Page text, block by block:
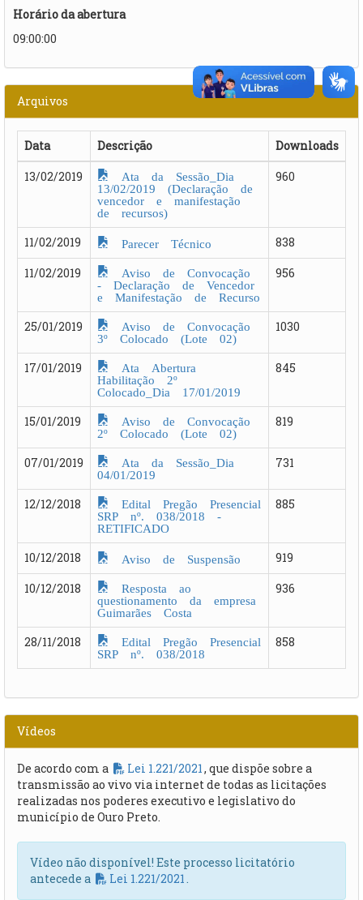
Horário da abertura
09:00:00
Arquivos
Data Descrição
Downloads
13/02/2019
Ata da Sessão_Dia
13/02/2019 (Declaração de
vencedor e manifestação
de recursos)
960
11/02/2019 Parecer Técnico
838
11/02/2019
Aviso de Convocação
- Declaração de Vencedor
e Manifestação de Recurso
956
25/01/2019
Aviso de Convocação
3º Colocado (Lote 02)
1030
17/01/2019
Ata Abertura
Habilitação 2º
Colocado_Dia 17/01/2019
845
15/01/2019
Aviso de Convocação
2º Colocado (Lote 02)
819
07/01/2019
Ata da Sessão_Dia
04/01/2019
731
12/12/2018
Edital Pregão Presencial
SRP nº. 038/2018 -
RETIFICADO
885
10/12/2018 Aviso de Suspensão
919
10/12/2018
Resposta ao
questionamento da empresa
Guimarães Costa
936
28/11/2018
Edital Pregão Presencial
SRP nº. 038/2018
858
Vídeos
De acordo com a Lei 1.221/2021 , que dispõe sobre a
transmissão ao vivo via internet de todas as licitações
realizadas nos poderes executivo e legislativo do
município de Ouro Preto.
Vídeo não disponível! Este processo licitatório
antecede a
Lei 1.221/2021